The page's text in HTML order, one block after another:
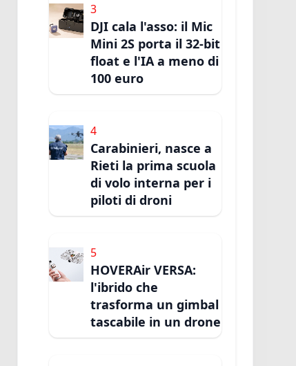
3
DJI cala l'asso: il Mic
Mini 2S porta il 32-bit
float e l'IA a meno di
100 euro
4
Carabinieri, nasce a
Rieti la prima scuola
di volo interna per i
piloti di droni
5
HOVERAir VERSA:
l'ibrido che
trasforma un gimbal
tascabile in un drone